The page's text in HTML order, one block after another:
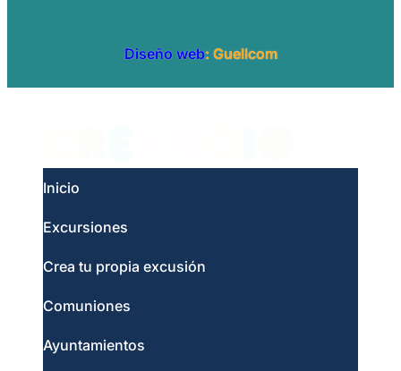
Diseño web: Guellcom
Inicio
Excursiones
Crea tu propia excusión
Comuniones
Ayuntamientos